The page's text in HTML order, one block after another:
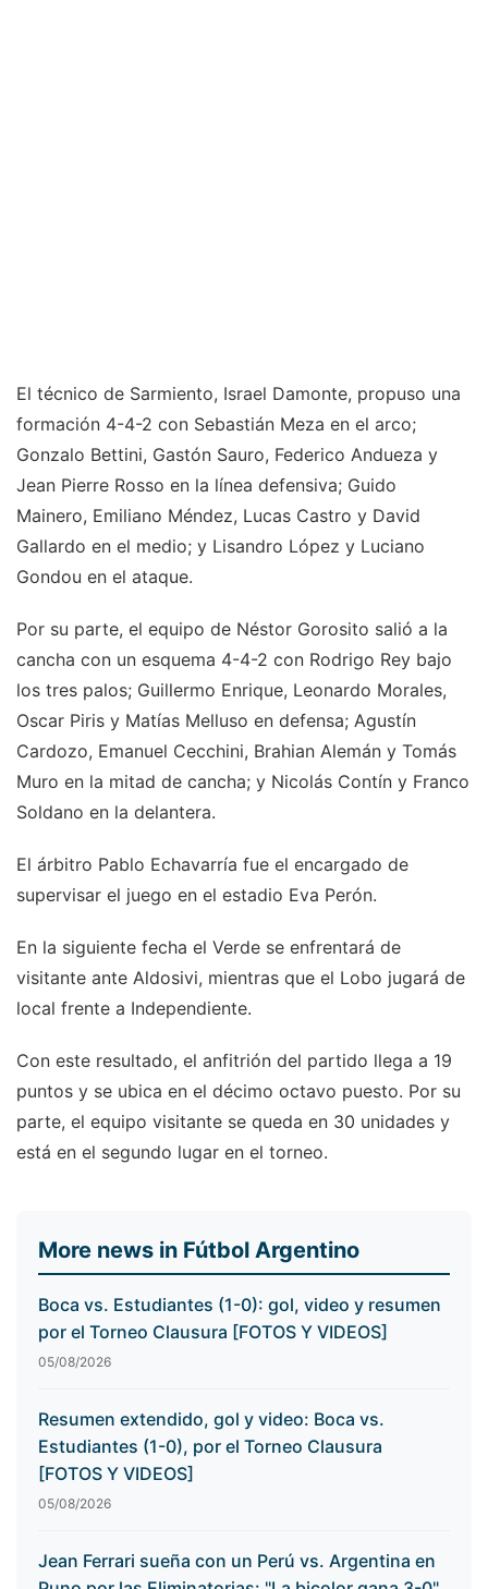
El técnico de Sarmiento, Israel Damonte, propuso una
formación 4-4-2 con Sebastián Meza en el arco;
Gonzalo Bettini, Gastón Sauro, Federico Andueza y
Jean Pierre Rosso en la línea defensiva; Guido
Mainero, Emiliano Méndez, Lucas Castro y David
Gallardo en el medio; y Lisandro López y Luciano
Gondou en el ataque.
Por su parte, el equipo de Néstor Gorosito salió a la
cancha con un esquema 4-4-2 con Rodrigo Rey bajo
los tres palos; Guillermo Enrique, Leonardo Morales,
Oscar Piris y Matías Melluso en defensa; Agustín
Cardozo, Emanuel Cecchini, Brahian Alemán y Tomás
Muro en la mitad de cancha; y Nicolás Contín y Franco
Soldano en la delantera.
El árbitro Pablo Echavarría fue el encargado de
supervisar el juego en el estadio Eva Perón.
En la siguiente fecha el Verde se enfrentará de
visitante ante Aldosivi, mientras que el Lobo jugará de
local frente a Independiente.
Con este resultado, el anfitrión del partido llega a 19
puntos y se ubica en el décimo octavo puesto. Por su
parte, el equipo visitante se queda en 30 unidades y
está en el segundo lugar en el torneo.
More news in Fútbol Argentino
Boca vs. Estudiantes (1-0): gol, video y resumen
por el Torneo Clausura [FOTOS Y VIDEOS]
05/08/2026
Resumen extendido, gol y video: Boca vs.
Estudiantes (1-0), por el Torneo Clausura
[FOTOS Y VIDEOS]
05/08/2026
Jean Ferrari sueña con un Perú vs. Argentina en